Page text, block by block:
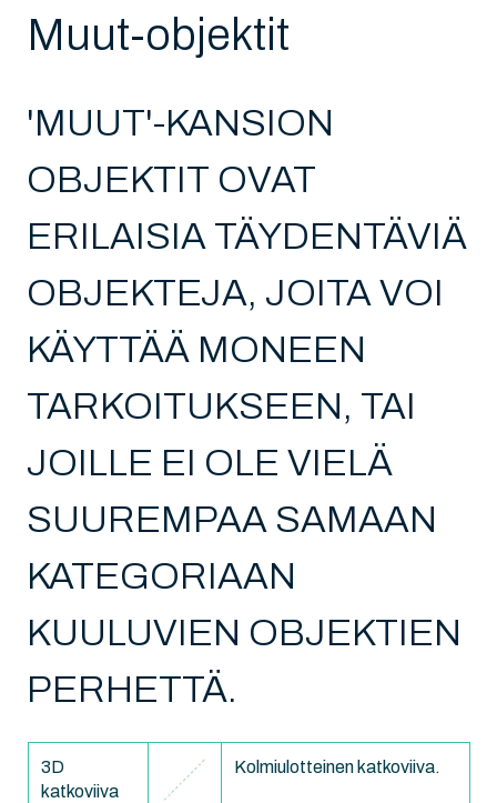
Muut-objektit
'MUUT'-KANSION
OBJEKTIT OVAT
ERILAISIA TÄYDENTÄVIÄ
OBJEKTEJA, JOITA VOI
KÄYTTÄÄ MONEEN
TARKOITUKSEEN, TAI
JOILLE EI OLE VIELÄ
SUUREMPAA SAMAAN
KATEGORIAAN
KUULUVIEN OBJEKTIEN
PERHETTÄ.
3D
katkoviiva
Kolmiulotteinen katkoviiva.